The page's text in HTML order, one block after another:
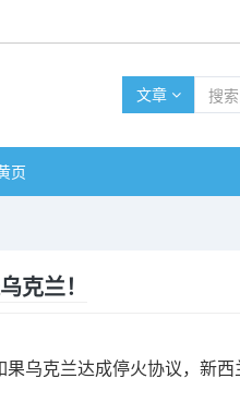
文章
页
克兰！
乌克兰达成停火协议，新西